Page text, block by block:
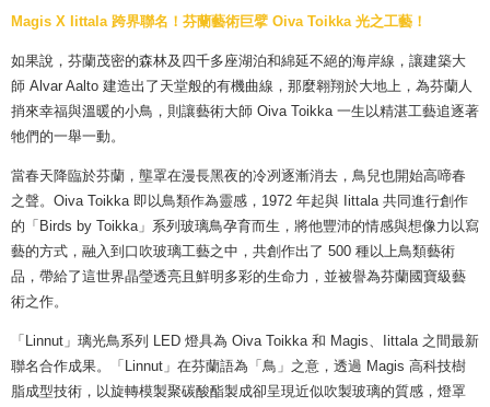
Magis X Iittala 跨界聯名！ 芬蘭藝術巨擘 Oiva Toikka 光之工藝！
如果說，芬蘭茂密的森林及四千多座湖泊和綿延不絕的海岸線，讓建築大
師 Alvar Aalto 建造出了天堂般的有機曲線，那麼翱翔於大地上，為芬蘭人
捎來幸福與溫暖的小鳥，則讓藝術大師 Oiva Toikka 一生以精湛工藝追逐著
牠們的一舉一動。
當春天降臨於芬蘭，壟罩在漫長黑夜的冷冽逐漸消去，鳥兒也開始高啼春
之聲。Oiva Toikka 即以鳥類作為靈感，1972 年起與 Iittala 共同進行創作
的「Birds by Toikka」系列玻璃鳥孕育而生，將他豐沛的情感與想像力以寫
藝的方式，融入到口吹玻璃工藝之中，共創作出了 500 種以上鳥類藝術
品，帶給了這世界晶瑩透亮且鮮明多彩的生命力，並被譽為芬蘭國寶級藝
術之作。
「Linnut」璃光鳥系列 LED 燈具為 Oiva Toikka 和 Magis、Iittala 之間最新
聯名合作成果。「Linnut」在芬蘭語為「鳥」之意，透過 Magis 高科技樹
脂成型技術，以旋轉模製聚碳酸酯製成卻呈現近似吹製玻璃的質感，燈罩